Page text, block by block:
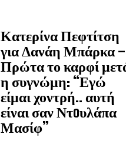
Κατερίνα Πεφτίτση
για Δανάη Μπάρκα –
Πρώτα το καρφί
η συγνώμη: “Εγώ
είμαι χοντρή.. αυτή
είναι σαν Ντoυλάπα
Μασίφ”